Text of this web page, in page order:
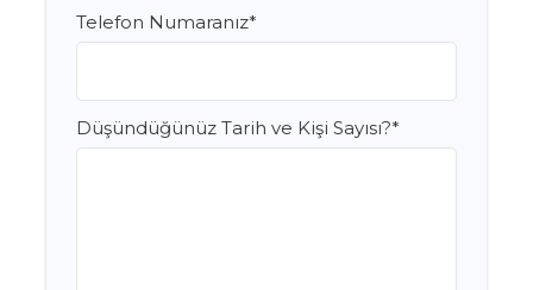
Telefon Numaranız*
Düşündüğünüz Tarih ve Kişi Sayısı?*